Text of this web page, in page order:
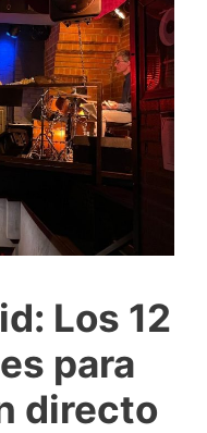
Los 12
para
directo